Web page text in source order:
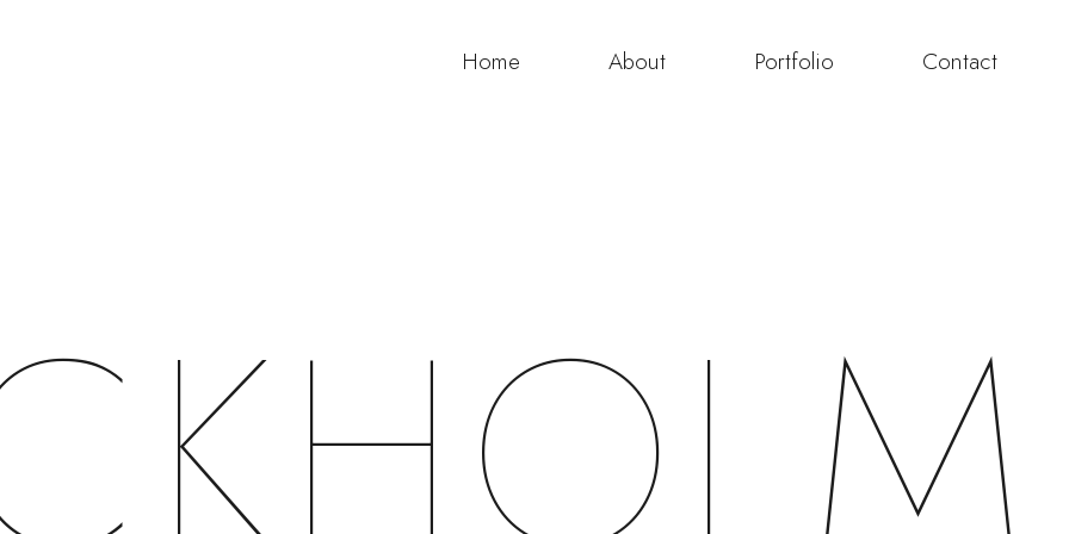
Home About Portfolio Contact
2017